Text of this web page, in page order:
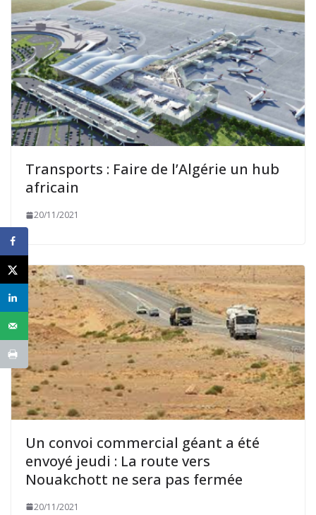
Transports : Faire de l’Algérie un hub
africain
20/11/2021
Un convoi commercial géant a été
envoyé jeudi : La route vers
Nouakchott ne sera pas fermée
20/11/2021